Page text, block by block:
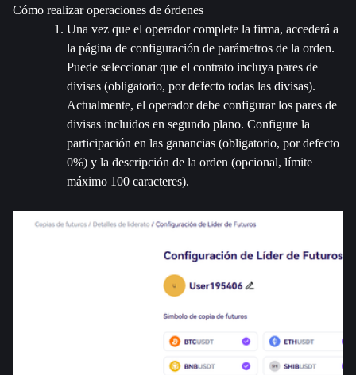
Cómo realizar operaciones de órdenes
Una vez que el operador complete la firma, accederá a
la página de configuración de parámetros de la orden.
Puede seleccionar que el contrato incluya pares de
divisas (obligatorio, por defecto todas las divisas).
Actualmente, el operador debe configurar los pares de
divisas incluidos en segundo plano. Configure la
participación en las ganancias (obligatorio, por defecto
0%) y la descripción de la orden (opcional, límite
máximo 100 caracteres).